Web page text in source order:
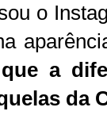
o
a
da